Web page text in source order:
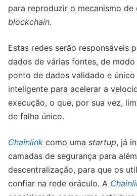
para reproduzir o mecanismo de
blockchain.
Estas redes serão responsáveis
dados de várias fontes, de
ponto de dados validado e
inteligente para acelerar a
execução, o que, por sua vez,
de falha único.
Chainlink como uma startup, já
camadas de segurança para
descentralização, para que os
confiar na rede oráculo. A